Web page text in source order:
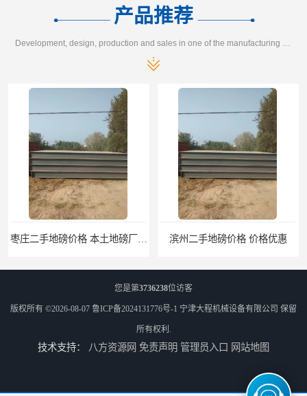
产品推荐
滨州二手地磅价格 价格优惠
您是第3736238位访客
版权所有 ©2026-08-07 鲁ICP备2024131776号-1 宁津大程机械设备有限公司 保留
所有权利.
技术支持： 八方资源网 免责声明 管理员入口 网站地图